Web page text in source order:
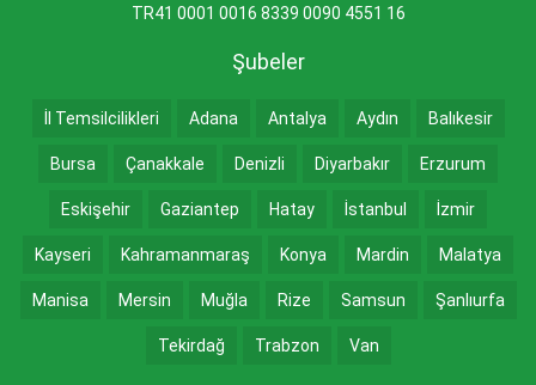
TR41 0001 0016 8339 0090 4551 16
Şubeler
İl Temsilcilikleri Adana Antalya Aydın Balıkesir
Bursa Çanakkale Denizli Diyarbakır Erzurum
Eskişehir Gaziantep Hatay İstanbul İzmir
Kayseri Kahramanmaraş Konya Mardin Malatya
Manisa Mersin Muğla Rize Samsun Şanlıurfa
Tekirdağ Trabzon Van